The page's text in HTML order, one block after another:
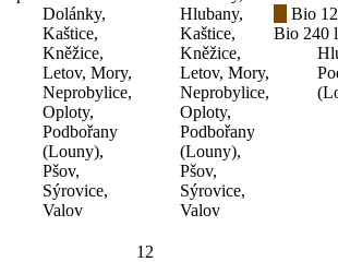
Dolánky,
Kaštice,
Kněžice,
Letov, Mory,
Neprobylice,
Oploty,
Podbořany
(Louny),
Pšov,
Sýrovice,
Valov
Hlubany,
Kaštice,
Kněžice,
Letov, Mory,
Neprobylice,
Oploty,
Podbořany
(Louny),
Pšov,
Sýrovice,
Valov
Bio
Bio 240 l
12